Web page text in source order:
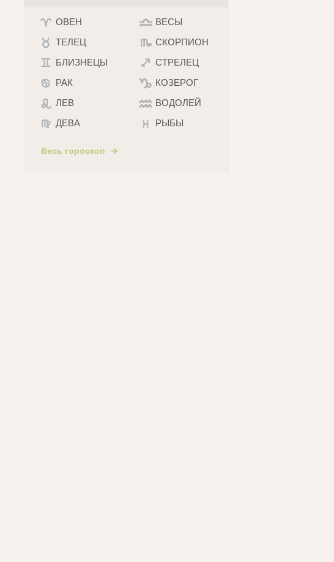
ОВЕН
ТЕЛЕЦ
БЛИЗНЕЦЫ
РАК
ЛЕВ
ДЕВА
ВЕСЫ
СКОРПИОН
СТРЕЛЕЦ
КОЗЕРОГ
ВОДОЛЕЙ
РЫБЫ
Весь гороскоп